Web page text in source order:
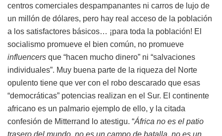
centros comerciales despampanantes ni carros de lujo de
un millón de dólares, pero hay real acceso de la población
a los satisfactores básicos… ¡para toda la población! El
socialismo promueve el bien común, no promueve
influencers que “hacen mucho dinero” ni “salvaciones
individuales”. Muy buena parte de la riqueza del Norte
opulento tiene que ver con el robo descarado que esas
“democráticas” potencias realizan en el Sur. El continente
africano es un palmario ejemplo de ello, y la citada
confesión de Mitterrand lo atestigu. “África no es el patio
trasero del mundo, no es un campo de batalla, no es un